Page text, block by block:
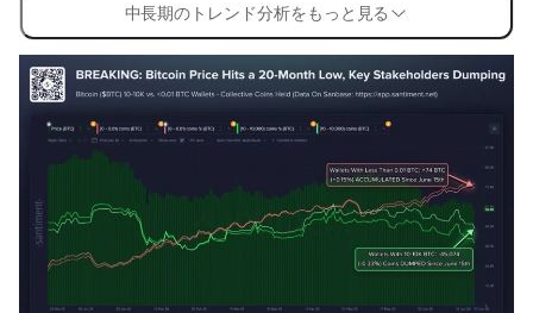
中長期のトレンド分析をもっと見る